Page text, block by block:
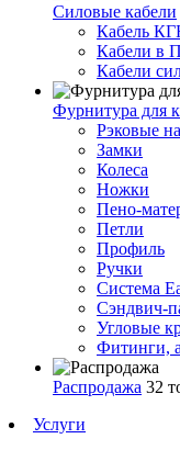
Силовые кабели
Кабель
Кабели в
Кабели
Фурнитура для
Рэковые
Замки
Колеса
Ножки
Пено-
Петли
Профиль
Ручки
Система
Сэндвич-
Угловые
Фитинги,
Распродажа 32
Услуги